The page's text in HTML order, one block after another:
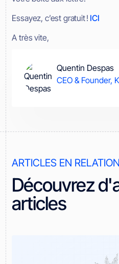
Essayez, c’est gratuit ! ICI
A très vite,
Quentin Despas
CEO & Founder,
ARTICLES EN RELATION
Découvrez
articles